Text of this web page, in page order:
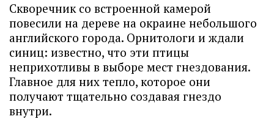
Скворечник со встроенной камерой
повесили на дереве на окраине небольшого
английского города. Орнитологи и ждали
синиц: известно, что эти птицы
неприхотливы в выборе мест гнездования.
Главное для них тепло, которое они
получают тщательно создавая гнездо
внутри.